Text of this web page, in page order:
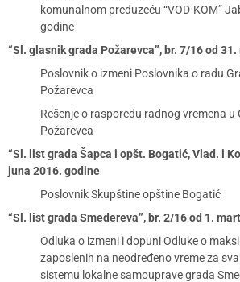
komunalnom preduzeću “VOD-KOM”
godine
“Sl. glasnik grada Požarevca”, br. 7/16 od
Poslovnik o izmeni Poslovnika o radu
Požarevca
Rešenje o rasporedu radnog vremena
Požarevca
“Sl. list grada Šapca i opšt. Bogatić, Vlad. i
juna 2016. godine
Poslovnik Skupštine opštine Bogatić
“Sl. list grada Smedereva”, br. 2/16 od 1.
Odluka o izmeni i dopuni Odluke o
zaposlenih na neodređeno vreme za
sistemu lokalne samouprave grada